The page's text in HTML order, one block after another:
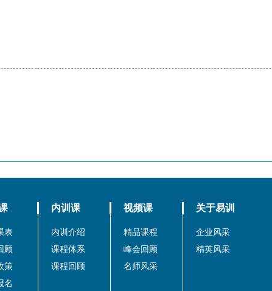
表
顾
策
名
内训课
内训介绍
课程体系
课程回顾
视频课
精品课程
峰会回顾
名师风采
关于易训
企业风采
精英风采